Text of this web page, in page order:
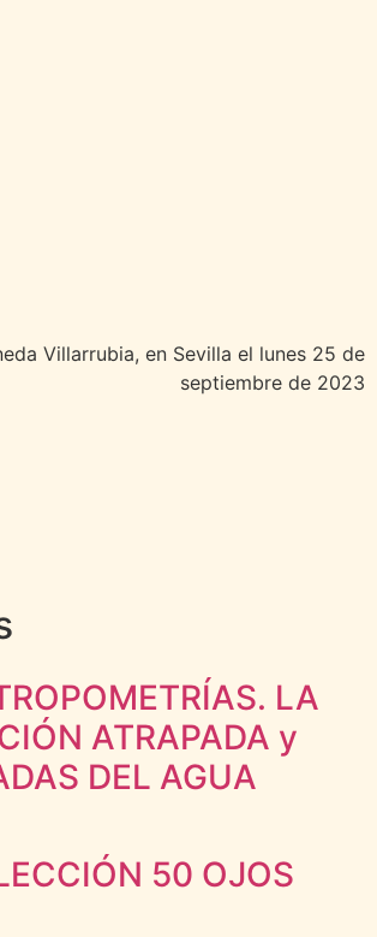
Villarrubia, en Sevilla el lunes 25 de
septiembre de 2023
LA
ATRAPADA y
DEL AGUA
50 OJOS